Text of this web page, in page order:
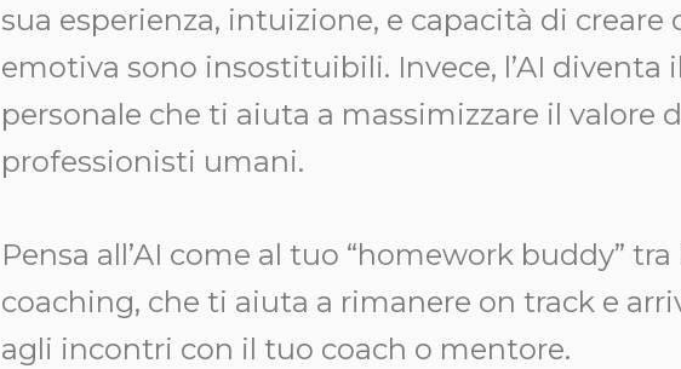
sua esperienza, intuizione, e capacità di creare
emotiva sono insostituibili. Invece, l’AI diventa
personale che ti aiuta a massimizzare il valore
professionisti umani.
Pensa all’AI come al tuo “homework buddy”
coaching, che ti aiuta a rimanere on track e
agli incontri con il tuo coach o mentore.